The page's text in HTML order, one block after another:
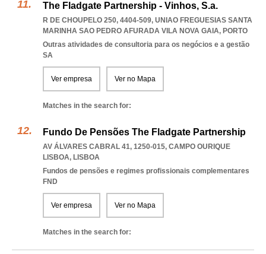
The Fladgate Partnership - Vinhos, S.a.
R DE CHOUPELO 250, 4404-509, UNIAO FREGUESIAS SANTA
MARINHA SAO PEDRO AFURADA VILA NOVA GAIA, PORTO
Outras atividades de consultoria para os negócios e a gestão
SA
Ver empresa Ver no Mapa
Matches in the search for:
Fundo De Pensões The Fladgate Partnership
AV ÁLVARES CABRAL 41, 1250-015, CAMPO OURIQUE
LISBOA, LISBOA
Fundos de pensões e regimes profissionais complementares
FND
Ver empresa Ver no Mapa
Matches in the search for: